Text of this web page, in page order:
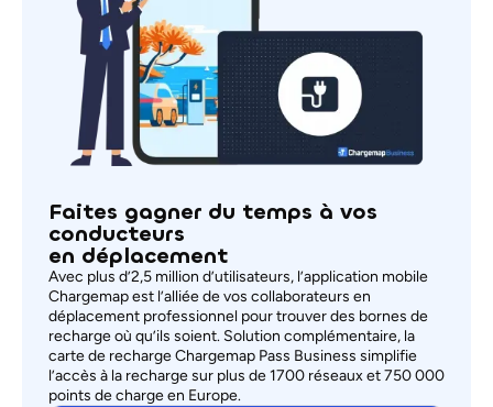
Faites gagner du temps à vos
conducteurs
en déplacement
Avec plus d’2,5 million d’utilisateurs, l’application mobile
Chargemap est l’alliée de vos collaborateurs en
déplacement professionnel pour trouver des bornes de
recharge où qu’ils soient. Solution complémentaire, la
carte de recharge Chargemap Pass Business simplifie
l’accès à la recharge sur plus de 1700 réseaux et 750 000
points de charge en Europe.